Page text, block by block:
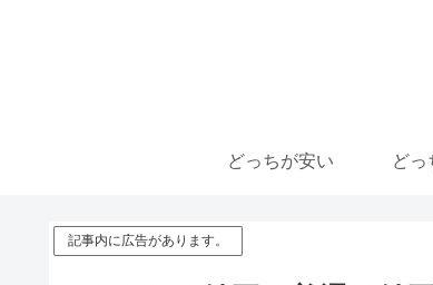
どっちが安い どっ
記事内に広告があります。